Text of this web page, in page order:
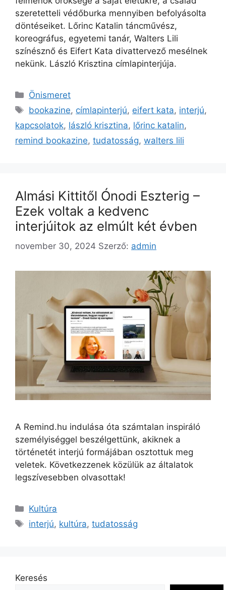
szeretetteli védőburka mennyiben befolyásolta
döntéseiket. Lőrinc Katalin táncművész,
koreográfus, egyetemi tanár, Walters Lili
színésznő és Eifert Kata divattervező mesélnek
nekünk. László Krisztina címlapinterjúja.
Önismeret
bookazine, címlapinterjú, eifert kata, interjú,
kapcsolatok, lászló krisztina, lőrinc katalin,
remind bookazine, tudatosság, walters lili
Almási Kittitől Ónodi Eszterig –
Ezek voltak a kedvenc
interjúitok az elmúlt két évben
november 30, 2024 Szerző: admin
A Remind.hu indulása óta számtalan inspiráló
személyiséggel beszélgettünk, akiknek a
történetét interjú formájában osztottuk meg
veletek. Következzenek közülük az általatok
legszívesebben olvasottak!
Kultúra
interjú, kultúra,tudatosság
Keresés